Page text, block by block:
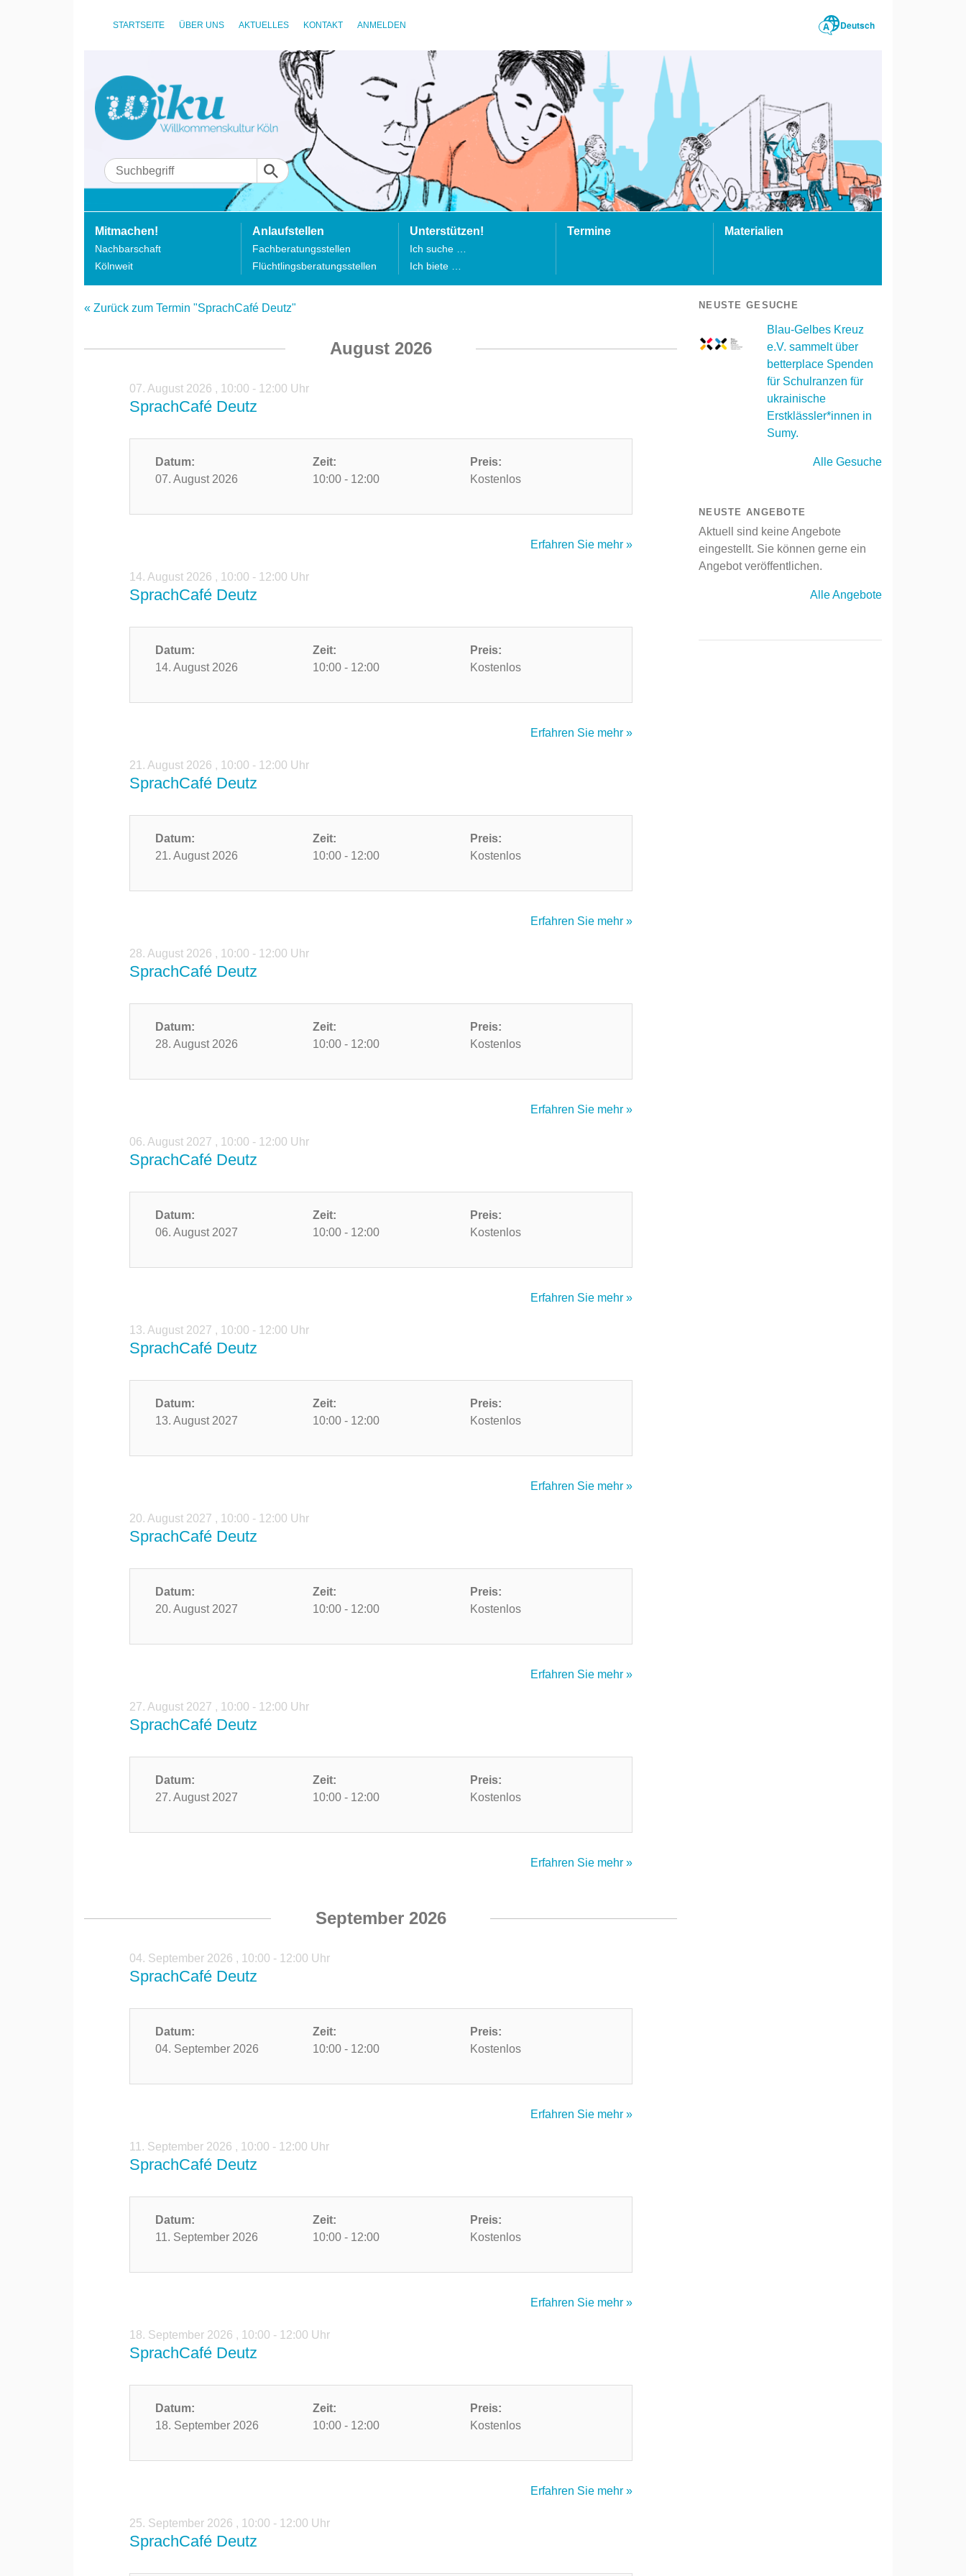
STARTSEITE ÜBER UNS AKTUELLES KONTAKT ANMELDEN Deutsch
Mitmachen!
Nachbarschaft
Kölnweit
Anlaufstellen
Fachberatungsstellen
Flüchtlingsberatungsstellen
Unterstützen!
Ich suche …
Ich biete …
Termine Materialien
« Zurück zum Termin "SprachCafé Deutz"
August 2026
07. August 2026 , 10:00 - 12:00 Uhr
SprachCafé Deutz
Datum:
07. August 2026
Zeit:
10:00 - 12:00
Preis:
Kostenlos
Erfahren Sie mehr »
14. August 2026 , 10:00 - 12:00 Uhr
SprachCafé Deutz
Datum:
14. August 2026
Zeit:
10:00 - 12:00
Preis:
Kostenlos
Erfahren Sie mehr »
21. August 2026 , 10:00 - 12:00 Uhr
SprachCafé Deutz
Datum:
21. August 2026
Zeit:
10:00 - 12:00
Preis:
Kostenlos
Erfahren Sie mehr »
28. August 2026 , 10:00 - 12:00 Uhr
SprachCafé Deutz
Datum:
28. August 2026
Zeit:
10:00 - 12:00
Preis:
Kostenlos
Erfahren Sie mehr »
06. August 2027 , 10:00 - 12:00 Uhr
SprachCafé Deutz
Datum:
06. August 2027
Zeit:
10:00 - 12:00
Preis:
Kostenlos
Erfahren Sie mehr »
13. August 2027 , 10:00 - 12:00 Uhr
SprachCafé Deutz
Datum:
13. August 2027
Zeit:
10:00 - 12:00
Preis:
Kostenlos
Erfahren Sie mehr »
20. August 2027 , 10:00 - 12:00 Uhr
SprachCafé Deutz
Datum:
20. August 2027
Zeit:
10:00 - 12:00
Preis:
Kostenlos
Erfahren Sie mehr »
27. August 2027 , 10:00 - 12:00 Uhr
SprachCafé Deutz
Datum:
27. August 2027
Zeit:
10:00 - 12:00
Preis:
Kostenlos
Erfahren Sie mehr »
September 2026
04. September 2026 , 10:00 - 12:00 Uhr
SprachCafé Deutz
Datum:
04. September 2026
Zeit:
10:00 - 12:00
Preis:
Kostenlos
Erfahren Sie mehr »
11. September 2026 , 10:00 - 12:00 Uhr
SprachCafé Deutz
Datum:
11. September 2026
Zeit:
10:00 - 12:00
Preis:
Kostenlos
Erfahren Sie mehr »
18. September 2026 , 10:00 - 12:00 Uhr
SprachCafé Deutz
Datum:
18. September 2026
Zeit:
10:00 - 12:00
Preis:
Kostenlos
Erfahren Sie mehr »
25. September 2026 , 10:00 - 12:00 Uhr
SprachCafé Deutz
NEUSTE GESUCHE
Blau-Gelbes Kreuz
e.V. sammelt über
betterplace Spenden
für Schulranzen für
ukrainische
Erstklässler*innen in
Sumy.
Alle Gesuche
NEUSTE ANGEBOTE
Aktuell sind keine Angebote
eingestellt. Sie können gerne ein
Angebot veröffentlichen.
Alle Angebote